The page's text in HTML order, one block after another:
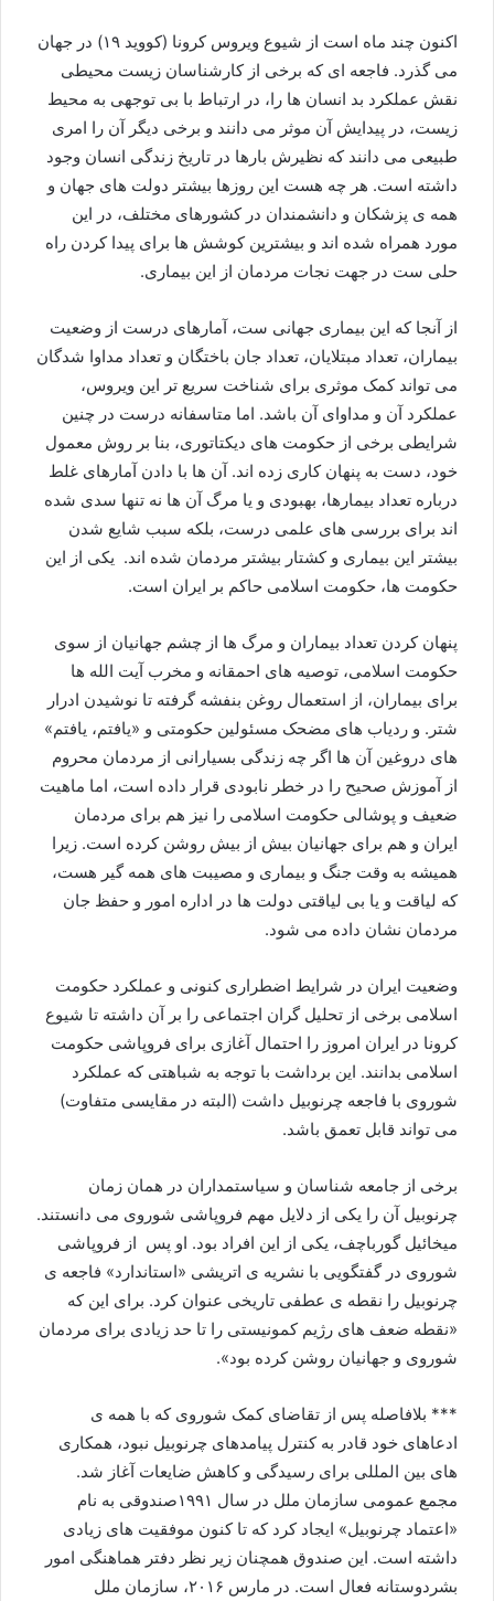
اکنون چند ماه است از شیوع ویروس کرونا (کووید ۱۹) در جهان
می گذرد. فاجعه ای که برخی از کارشناسان زیست محیطی
نقش عملکرد بد انسان ها را، در ارتباط با بی توجهی به محیط
زیست، در پیدایش آن موثر می دانند و برخی دیگر آن را امری
طبیعی می دانند که نظیرش بارها در تاریخ زندگی انسان وجود
داشته است. هر چه هست این روزها بیشتر دولت های جهان و
همه ی پزشکان و دانشمندان در کشورهای مختلف، در این
مورد همراه شده اند و بیشترین کوشش ها برای پیدا کردن راه
حلی ست در جهت نجات مردمان از این بیماری.
از آنجا که این بیماری جهانی ست، آمارهای درست از وضعیت
بیماران، تعداد مبتلایان، تعداد جان باختگان و تعداد مداوا شدگان
می تواند کمک موثری برای شناخت سریع تر این ویروس،
عملکرد آن و مداوای آن باشد. اما متاسفانه درست در چنین
شرایطی برخی از حکومت های دیکتاتوری، بنا بر روش معمول
خود، دست به پنهان کاری زده اند. آن ها با دادن آمارهای غلط
درباره تعداد بیمارها، بهبودی و یا مرگ آن ها نه تنها سدی شده
اند برای بررسی های علمی درست، بلکه سبب شایع شدن
بیشتر این بیماری و کشتار بیشتر مردمان شده اند. یکی از این
حکومت ها، حکومت اسلامی حاکم بر ایران است.
پنهان کردن تعداد بیماران و مرگ ها از چشم جهانیان از سوی
حکومت اسلامی، توصیه های احمقانه و مخرب آیت الله ها
برای بیماران، از استعمال روغن بنفشه گرفته تا نوشیدن ادرار
شتر. و ردیاب های مضحک مسئولین حکومتی و «یافتم، یافتم»
های دروغین آن ها اگر چه زندگی بسیارانی از مردمان محروم
از آموزش صحیح را در خطر نابودی قرار داده است، اما ماهیت
ضعیف و پوشالی حکومت اسلامی را نیز هم برای مردمان
ایران و هم برای جهانیان بیش از بیش روشن کرده است. زیرا
همیشه به وقت جنگ و بیماری و مصیبت های همه گیر هست،
که لیاقت و یا بی لیاقتی دولت ها در اداره امور و حفظ جان
مردمان نشان داده می شود.
وضعیت ایران در شرایط اضطراری کنونی و عملکرد حکومت
اسلامی برخی از تحلیل گران اجتماعی را بر آن داشته تا شیوع
کرونا در ایران امروز را احتمال آغازی برای فروپاشی حکومت
اسلامی بدانند. این برداشت با توجه به شباهتی که عملکرد
شوروی با فاجعه چرنوبیل داشت (البته در مقایسی متفاوت)
می تواند قابل تعمق باشد.
برخی از جامعه شناسان و سیاستمداران در همان زمان
چرنوبیل آن را یکی از دلایل مهم فروپاشی شوروی می دانستند.
میخائیل گورباچف، یکی از این افراد بود. او پس از فروپاشی
شوروی در گفتگویی با نشریه ی اتریشی «استاندارد» فاجعه ی
چرنوبیل را نقطه ی عطفی تاریخی عنوان کرد. برای این که
«نقطه ضعف های رژیم کمونیستی را تا حد زیادی برای مردمان
شوروی و جهانیان روشن کرده بود».
*** بلافاصله پس از تقاضای کمک شوروی که با همه ی
ادعاهای خود قادر به کنترل پیامدهای چرنوبیل نبود، همکاری
های بین المللی برای رسیدگی و کاهش ضایعات آغاز شد.
مجمع عمومی سازمان ملل در سال ۱۹۹۱صندوقی به نام
«اعتماد چرنوبیل» ایجاد کرد که تا کنون موفقیت های زیادی
داشته است. این صندوق همچنان زیر نظر دفتر هماهنگی امور
بشردوستانه فعال است. در مارس ۲۰۱۶، سازمان ملل